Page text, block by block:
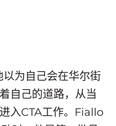
为自己会在华尔街
自己的道路，从当
入CTA工作。Fiallo